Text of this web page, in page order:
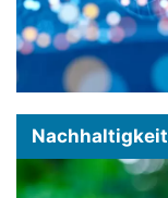
Nachhaltigkeit